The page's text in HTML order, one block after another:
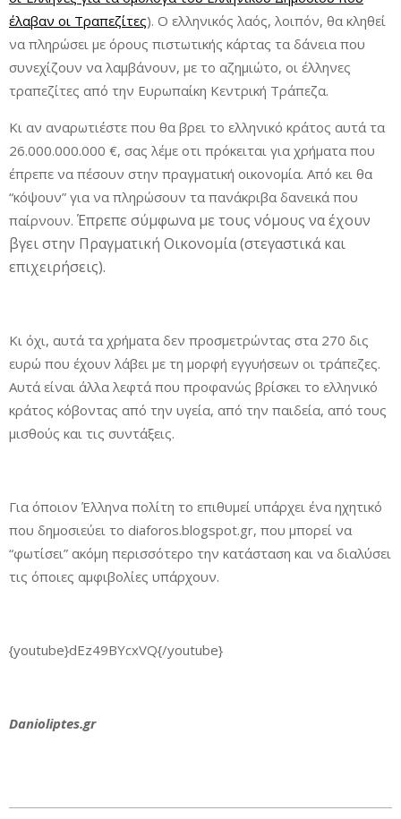
έλαβαν οι Τραπεζίτες). Ο ελληνικός λαός, λοιπόν, θα κληθεί
να πληρώσει με όρους πιστωτικής κάρτας τα δάνεια που
συνεχίζουν να λαμβάνουν, με το αζημιώτο, οι έλληνες
τραπεζίτες από την Ευρωπαίκη Κεντρική Τράπεζα.
Κι αν αναρωτιέστε που θα βρει το ελληνικό κράτος αυτά τα
26.000.000.000 €, σας λέμε οτι πρόκειται για χρήματα που
έπρεπε να πέσουν στην πραγματική οικονομία. Από κει θα
“κόψουν” για να πληρώσουν τα πανάκριβα δανεικά που
παίρνουν. Έπρεπε σύμφωνα με τους νόμους να έχουν
βγει στην Πραγματική Οικονομία (στεγαστικά και
επιχειρήσεις).
Κι όχι, αυτά τα χρήματα δεν προσμετρώντας στα 270 δις
ευρώ που έχουν λάβει με τη μορφή εγγυήσεων οι τράπεζες.
Αυτά είναι άλλα λεφτά που προφανώς βρίσκει το ελληνικό
κράτος κόβοντας από την υγεία, από την παιδεία, από τους
μισθούς και τις συντάξεις.
Για όποιον Έλληνα πολίτη το επιθυμεί υπάρχει ένα ηχητικό
που δημοσιεύει το diaforos.blogspot.gr, που μπορεί να
“φωτίσει” ακόμη περισσότερο την κατάσταση και να διαλύσει
τις όποιες αμφιβολίες υπάρχουν.
{youtube}dEz49BYcxVQ{/youtube}
Danioliptes.gr